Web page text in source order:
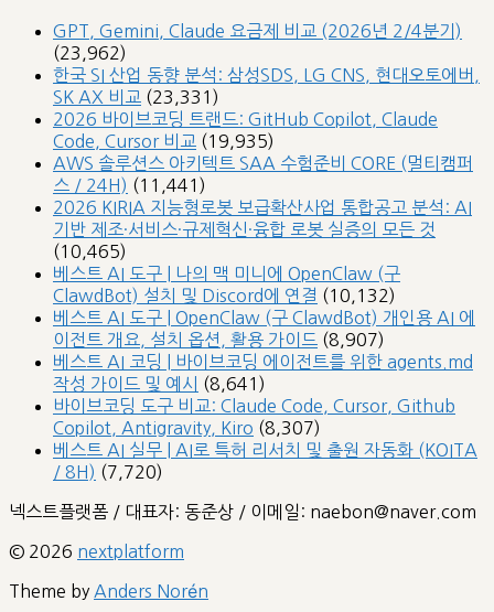
GPT, Gemini, Claude 요금제 비교 (2026년 2/4분기)
(23,962)
한국 SI 산업 동향 분석: 삼성SDS, LG CNS, 현대오토에버,
SK AX 비교 (23,331)
2026 바이브코딩 트랜드: GitHub Copilot, Claude
Code, Cursor 비교 (19,935)
AWS 솔루션스 아키텍트 SAA 수험준비 CORE (멀티캠퍼
스 / 24H) (11,441)
2026 KIRIA 지능형로봇 보급확산사업 통합공고 분석: AI
기반 제조·서비스·규제혁신·융합 로봇 실증의 모든 것
(10,465)
베스트 AI 도구 | 나의 맥 미니에 OpenClaw (구
ClawdBot) 설치 및 Discord에 연결 (10,132)
베스트 AI 도구 | OpenClaw (구 ClawdBot) 개인용 AI 에
이전트 개요, 설치 옵션, 활용 가이드 (8,907)
베스트 AI 코딩 | 바이브코딩 에이전트를 위한 agents.md
작성 가이드 및 예시
(8,641)
바이브코딩 도구 비교: Claude Code, Cursor, Github
Copilot, Antigravity, Kiro (8,307)
베스트 AI 실무 | AI로 특허 리서치 및 출원 자동화 (KOITA
/ 8H) (7,720)
넥스트플랫폼 / 대표자: 동준상 / 이메일: naebon@naver.com
© 2026 nextplatform
Theme by Anders Norén